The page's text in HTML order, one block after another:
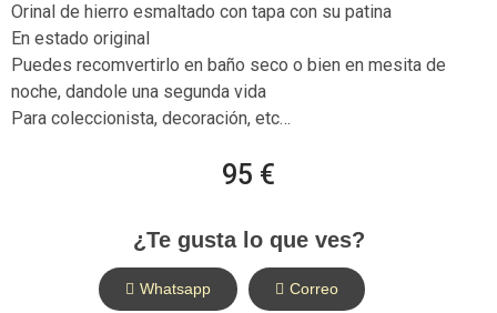
Orinal de hierro esmaltado con tapa con su patina
En estado original
Puedes recomvertirlo en baño seco o bien en mesita de
noche, dandole una segunda vida
Para coleccionista, decoración, etc…
95 €
¿Te gusta lo que ves?
Whatsapp Correo